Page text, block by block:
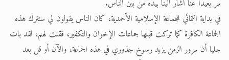
مر بعيدا عنا أشار الينا بيده من بين الناس.
في بداية انتمائي للجماعة الإسلامية الأحمدية، كان الناس يقولون لي ستترك هذه
الجماعة الكافرة كما تركت قبلها جماعات الإخوان والتكفير، فقلت لهم، لقد بات
جليا أن مرور الزمن يزيد رسوخ جذوري في هذه الجماعة، والآن أو قل بعد